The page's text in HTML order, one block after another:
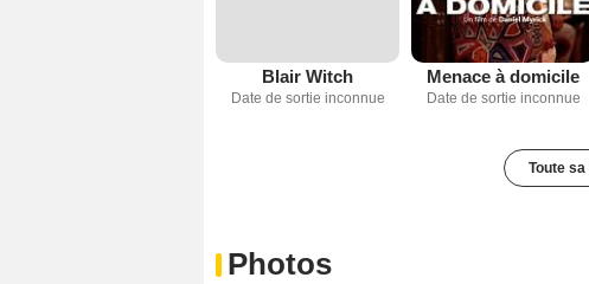
Blair Witch
Date de sortie inconnue
Menace à domicile
Date de sortie inconnue
Toute
Photos